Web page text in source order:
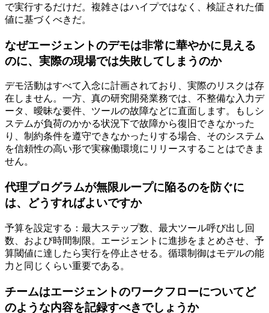
で実行するだけだ。複雑さはハイプではなく、検証された価
値に基づくべきだ。
なぜエージェントのデモは非常に華やかに見える
のに、実際の現場では失敗してしまうのか
デモ活動はすべて入念に計画されており、実際のリスクは存
在しません。一方、真の研究開発業務では、不整備な入力デ
ータ、曖昧な要件、ツールの故障などに直面します。もしシ
ステムが負荷のかかる状況下で故障から復旧できなかった
り、制約条件を遵守できなかったりする場合、そのシステム
を信頼性の高い形で実稼働環境にリリースすることはできま
せん。
代理プログラムが無限ループに陥るのを防ぐに
は、どうすればよいですか
予算を設定する：最大ステップ数、最大ツール呼び出し回
数、および時間制限。エージェントに進捗をまとめさせ、予
算閾値に達したら実行を停止させる。循環制御はモデルの能
力と同じくらい重要である。
チームはエージェントのワークフローについてど
のような内容を記録すべきでしょうか